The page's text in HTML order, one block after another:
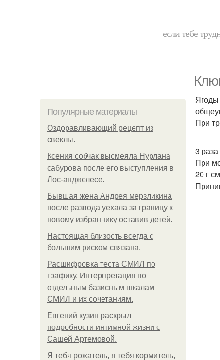
если тебе
Популярные материалы
Оздоравливающий рецепт из
свеклы.
Ксения собчак высмеяла Нурлана
сабурова после его выступления в
Лос-анджелесе.
Бывшая жена Андрея мерзликина
после развода уехала за границу к
новому избраннику оставив детей.
Hacтоящая близость всегда с
большим риском связана.
Расшифровка теста СМИЛ по
графику. Интерпретация по
отдельным базисным шкалам
СМИЛ и их сочетаниям.
Евгений кузин раскрыл
подробности интимной жизни с
Сашей Артемовой.
Я тебя рожатель, я тебя кормитель,
При
3
При
20 г